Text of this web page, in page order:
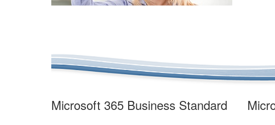
Microsoft 365 Business Standard